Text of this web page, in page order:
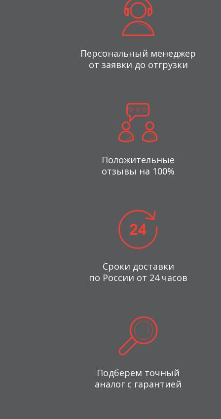
Персональный менеджер
от заявки до отгрузки
Положительные
отзывы на 100%
Сроки доставки
по России от 24 часов
Подберем точный
аналог с гарантией